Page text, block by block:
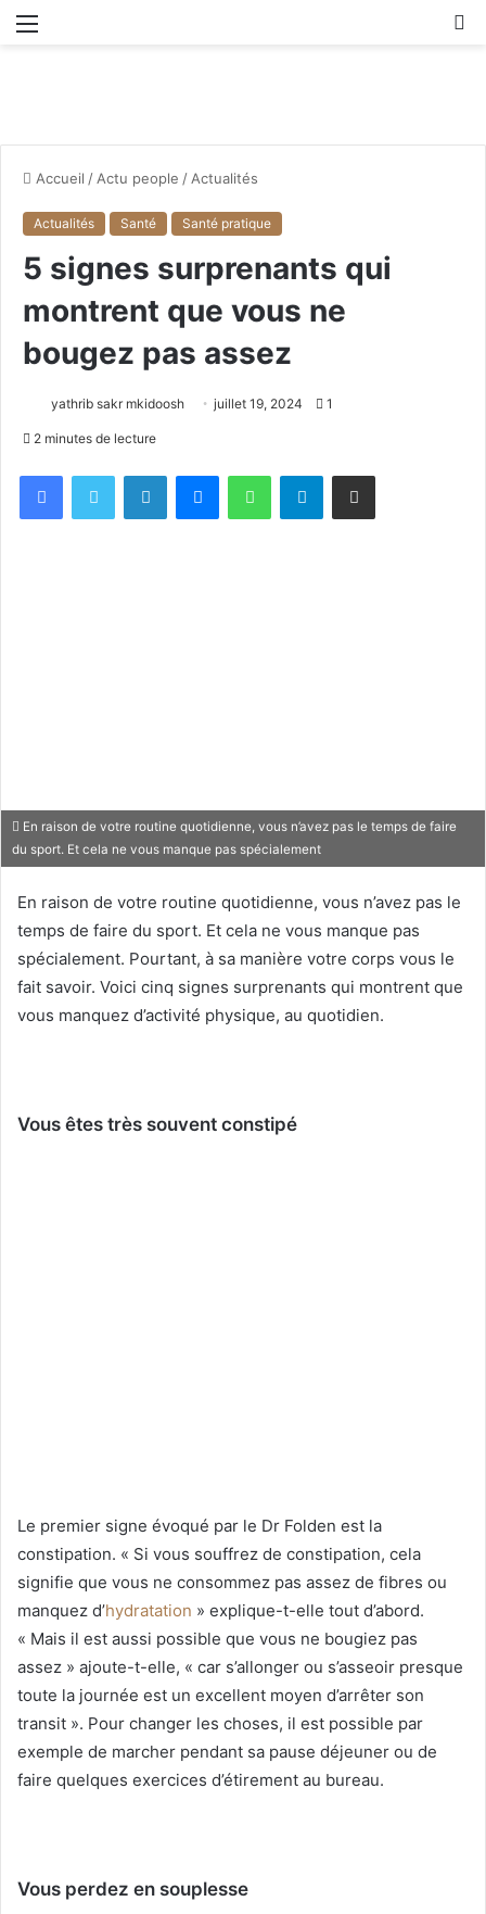
Accueil /Actu people /Actualités
Actualités Santé Santé pratique
5 signes surprenants qui
montrent que vous ne
bougez pas assez
yathrib sakr mkidoosh juillet 19, 2024 1
2 minutes de lecture
Telegram
En raison de votre routine quotidienne, vous n’avez pas le temps de faire
du sport. Et cela ne vous manque pas spécialement
En raison de votre routine quotidienne, vous n’avez pas le
temps de faire du sport. Et cela ne vous manque pas
spécialement. Pourtant, à sa manière votre corps vous le
fait savoir. Voici cinq signes surprenants qui montrent que
vous manquez d’activité physique, au quotidien.
Vous êtes très souvent constipé
Le premier signe évoqué par le Dr Folden est la
constipation. « Si vous souffrez de constipation, cela
signifie que vous ne consommez pas assez de fibres ou
manquez d’hydratation » explique-t-elle tout d’abord.
« Mais il est aussi possible que vous ne bougiez pas
assez » ajoute-t-elle, « car s’allonger ou s’asseoir presque
toute la journée est un excellent moyen d’arrêter son
transit ». Pour changer les choses, il est possible par
exemple de marcher pendant sa pause déjeuner ou de
faire quelques exercices d’étirement au bureau.
Vous perdez en souplesse